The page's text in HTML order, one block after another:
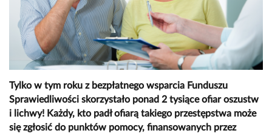
Tylko w tym roku z bezpłatnego wsparcia Funduszu
Sprawiedliwości skorzystało ponad 2 tysiące ofiar oszustw
i lichwy! Każdy, kto padł ofiarą takiego przestępstwa może
się zgłosić do punktów pomocy, finansowanych przez